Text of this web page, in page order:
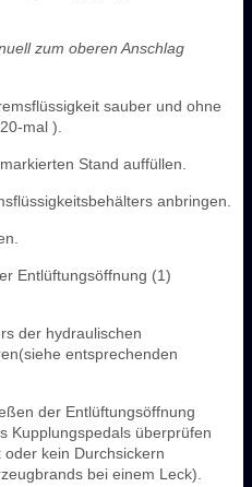
zum oberen Anschlag
sauber und ohne
mal ).
Stand auffüllen.
anbringen.
Entlüftungsöffnung (1)
der hydraulischen
entsprechenden
der Entlüftungsöffnung
Kupplungspedals überprüfen
kein Durchsickern
bei einem Leck).